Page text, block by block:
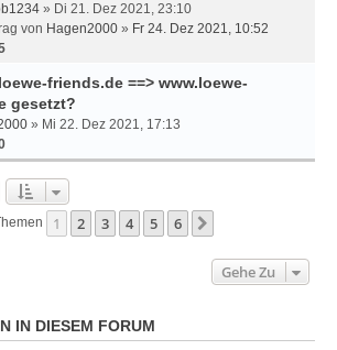
» Di 21. Dez 2021, 23:10
von Hagen2000 » Fr 24. Dez 2021, 10:52
friends.de ==> www.loewe-
gesetzt?
» Mi 22. Dez 2021, 17:13
1 2 3 4 5 6
Gehe Zu
IN DIESEM FORUM